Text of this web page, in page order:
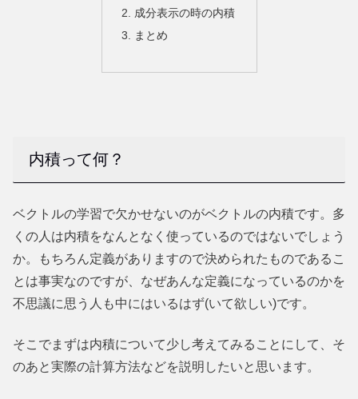
成分表示の時の内積
まとめ
内積って何？
ベクトルの学習で欠かせないのがベクトルの内積です。多
くの人は内積をなんとなく使っているのではないでしょう
か。もちろん定義がありますので決められたものであるこ
とは事実なのですが、なぜあんな定義になっているのかを
不思議に思う人も中にはいるはず(いて欲しい)です。
そこでまずは内積について少し考えてみることにして、そ
のあと実際の計算方法などを説明したいと思います。